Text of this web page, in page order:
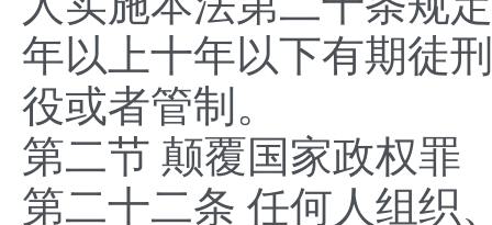
年以上十年以下有期徒
役或者管制。
第二节 颠覆国家政权罪
第二十二条 任何人组织